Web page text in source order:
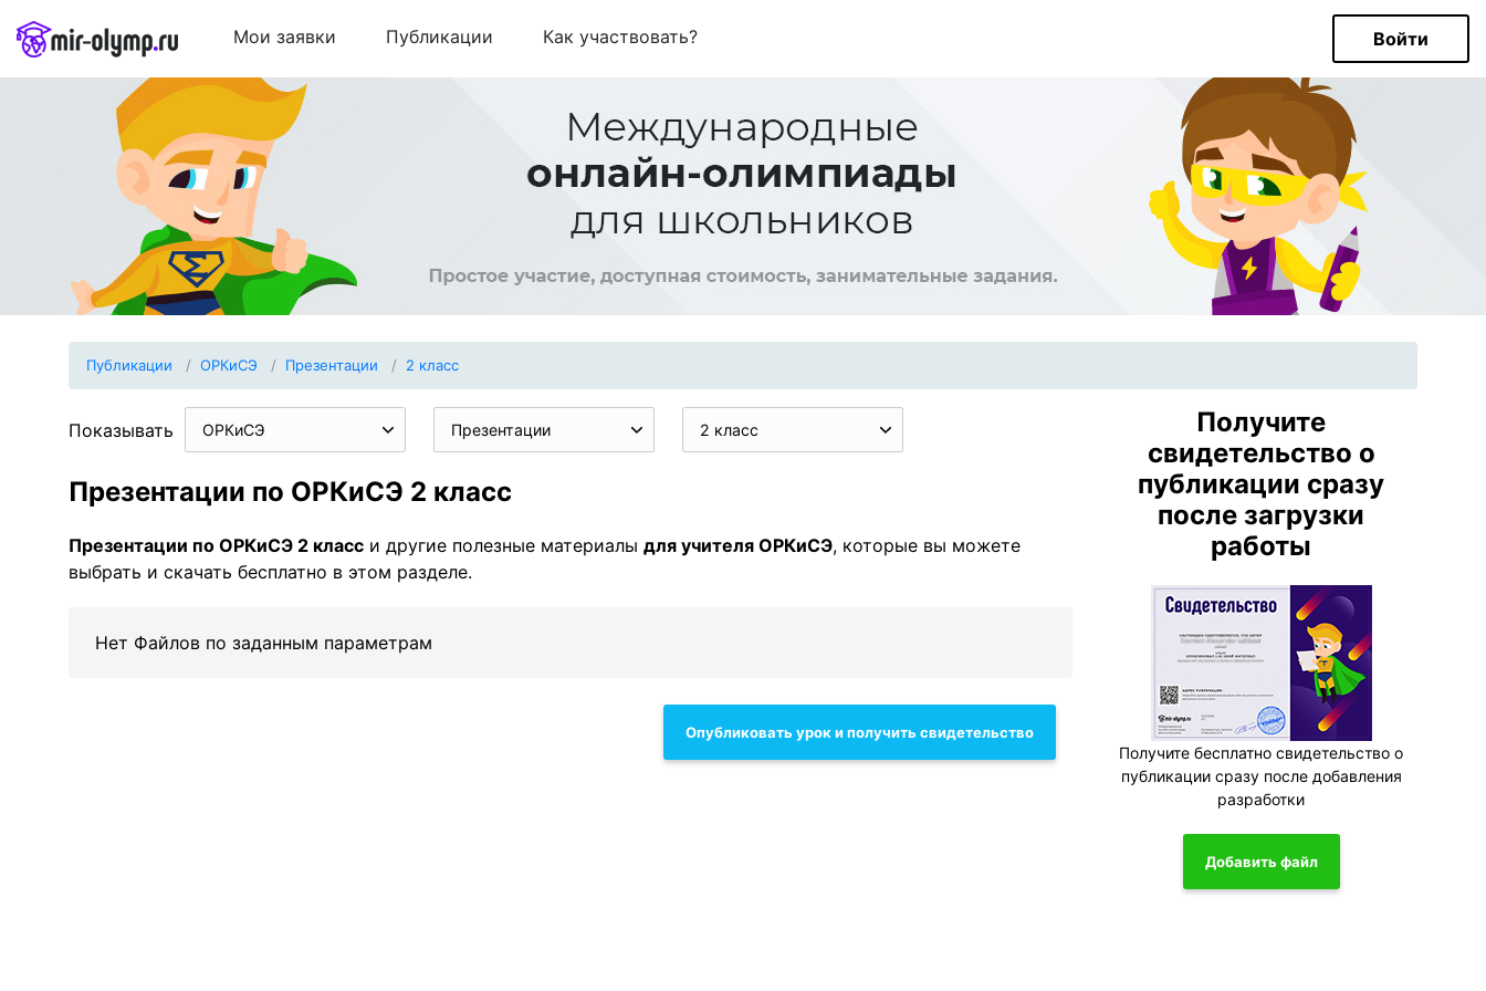
Мои заявки Публикации Как участвовать? Войти
Публикации ОРКиСЭ Презентации 2 класс
Показывать ОРКиСЭ Презентации 2 класс
Презентации по ОРКиСЭ 2 класс
Презентации по ОРКиСЭ 2 класс и другие полезные материалы для учителя ОРКиСЭ, которые вы можете
выбрать и скачать бесплатно в этом разделе.
Нет Файлов по заданным параметрам
Опубликовать урок и получить свидетельство
Получите
свидетельство о
публикации сразу
после загрузки
работы
Получите бесплатно свидетельство о
публикации сразу после добавления
разработки
Добавить файл